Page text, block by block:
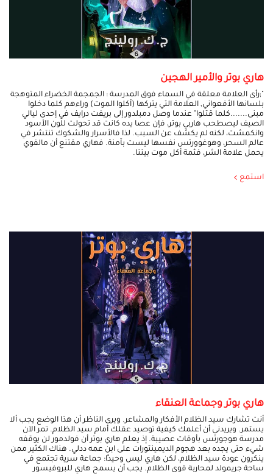
هاري بوتر والأمير الهجين
";رأى العلامة معلقة في السماء فوق المدرسة : الجمجمة الخضراء المتوهجة
بلسانها الأفعواني, العلامة التي يتركها (آكلوا الموت) وراءهم كلما دخلوا
مبنى.......كلما قتلوا" عندما وصل دمبلدور إلى بريفت درايف في إحدى ليالي
الصيف ليصطحب هاربي بوتر، فإن عصا يده كانت قد تحولت للون الأسود
وانكمشت، لكنه لم يكشف عن السبب. لذا فالأسرار والشكوك تنتشر في
عالم السحر، وهوغوورتس نفسها ليست بآمنة. فهاري مقتنع أن مالفوي
يحمل علامة الشر، فثمة أكل موت بيننا.
استمع
هاري بوتر وجماعة العنقاء
أنت تشارك سيد الظلام الأفكار والمشاعر. ويرى الناظر أن هذا الوضع يجب ألا
يستمر. ويريدني أن أعلمك كيفية توصيد عقلك أمام سيد الظلام. تمر الآن
مدرسة هوجورتس بأوقات عصيبة. إذ يعلم هاري بوتر أن فولدمور لن يوقفه
شيء حتى يجده بعد هجوم الديمينتورات على ابن عمه ددلي. هناك الكثير ممن
ينكرون عودة سيد الظلام، لكن هاري ليس وحيدًا: جماعة سرية تجتمع في
ساحة جريمولد لمحاربة قوى الظلام. يجب أن يسمح هاري للبروفيسور